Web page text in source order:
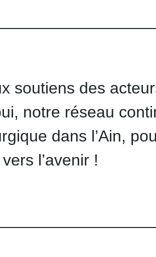
soutiens des
notre réseau
dans l’Ain,
l’avenir !